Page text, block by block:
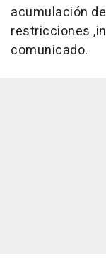
acumulación
restricciones
comunicado.